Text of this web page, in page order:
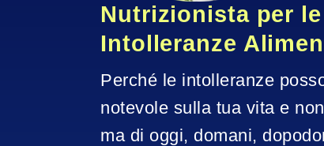
Nutrizionista per
Intolleranze
Perché le intolleranze
notevole sulla tua vita e
ma di oggi, domani,